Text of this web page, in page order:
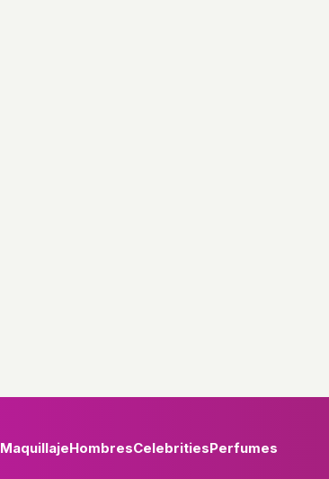
MaquillajeHombresCelebritiesPerfumes